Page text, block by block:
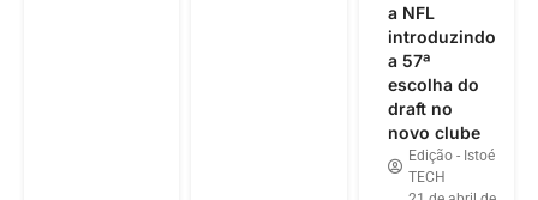
a NFL
introduzindo
a 57ª
escolha do
draft no
novo clube
Edição - Istoé
TECH